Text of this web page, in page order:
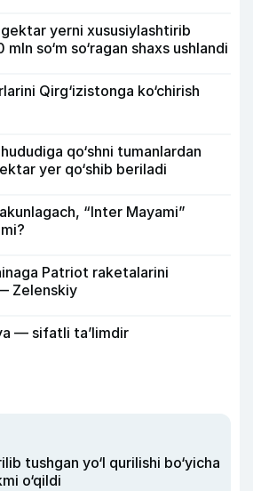
yerni xususiylashtirib
so‘m so‘ragan shaxs ushlandi
Qirg‘izistonga ko‘chirish
qo‘shni tumanlardan
yer qo‘shib beriladi
“Inter Mayami”
Patriot raketalarini
Zelenskiy
— sifatli ta’limdir
tushgan yo‘l qurilishi bo‘yicha
o‘qildi